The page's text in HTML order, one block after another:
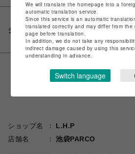
シェアする
ショップ名
L.H.P
店舗名
池袋PARCO
We will translate the homepage into a
automatic translation service.
Since this service is an automatic
translated correctly and may differ from
page before translation.
In addition, we do not take any
indirect damage caused by using this
understanding in advance.
Switch language